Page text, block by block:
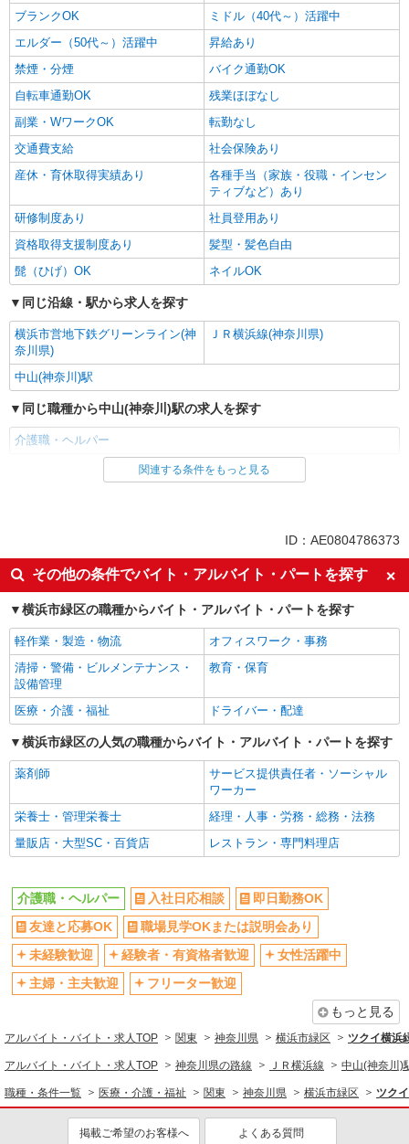
者研修 ・介護福祉士 など
ブランクOK
ミドル（40代～）活躍中
エルダー（50代～）活躍中
昇給あり
禁煙・分煙
バイク通勤OK
自転車通勤OK
残業ほぼなし
副業・WワークOK
転勤なし
交通費支給
社会保険あり
産休・育休取得実績あり
各種手当（家族・役職・インセン
ティブなど）あり
研修制度あり
社員登用あり
資格取得支援制度あり
髪型・髪色自由
髭（ひげ）OK
ネイルOK
同じ沿線・駅から求人を探す
横浜市営地下鉄グリーンライン(神
奈川県)
ＪＲ横浜線(神奈川県)
中山(神奈川)駅
同じ職種から中山(神奈川)駅の求人を探す
介護職・ヘルパー
同じ雇用形態から中山(神奈川)駅の求人を探す
入社日応相談
即日勤務OK
友達と応募OK
職場見学OKまたは説明会あり
未経験歓迎
経験者・有資格者歓迎
女性活躍中
主婦・主夫歓迎
フリーター歓迎
学歴不問
ブランクOK
ミドル（40代～）活躍中
エルダー（50代～）活躍中
昇給あり
禁煙・分煙
バイク通勤OK
自転車通勤OK
残業ほぼなし
副業・WワークOK
転勤なし
交通費支給
社会保険あり
産休・育休取得実績あり
各種手当（家族・役職・インセン
研修制度あり
社員登用あり
資格取得支援制度あり
髪型・髪色自由
髭（ひげ）OK
ネイルOK
同じ職種から求人を探す
介護職・ヘルパー
未経験歓迎
ミドル（40代～）活躍中
副業・WワークOK
交通費支給
関連する条件をもっと見る
ID：AE0804786373
その他の条件でバイト・アルバイト・パートを探す
横浜市緑区の職種からバイト・アルバイト・パートを探す
軽作業・製造・物流
オフィスワーク・事務
清掃・警備・ビルメンテナンス・
設備管理
教育・保育
医療・介護・福祉 ドライバー・配達
横浜市緑区の人気の職種からバイト・アルバイト・パートを探す
薬剤師
サービス提供責任者・ソーシャル
ワーカー
栄養士・管理栄養士
経理・人事・労務・総務・法務
量販店・大型SC・百貨店
レストラン・専門料理店
介護職・ヘルパー 入社日応相談
即日勤務OK
友達と応募OK
職場見学OKまたは説明会あり
未経験歓迎
経験者・有資格者歓迎
女性活躍中
主婦・主夫歓迎
フリーター歓迎
もっと見る
アルバイト・バイト・求人TOP 関東 神奈川県 横浜市緑区 ツクイ横浜
アルバイト・バイト・求人TOP 神奈川県の路線 ＪＲ横浜線 中山(神奈川)
職種・条件一覧 医療・介護・福祉 関東 神奈川県 横浜市緑区 ツク
掲載ご希望のお客様へ よくある質問